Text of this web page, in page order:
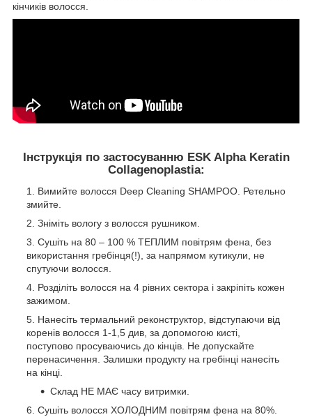
кінчиків волосся.
Інструкція по застосуванню ESK Alpha Keratin
Collagenoplastia:
Вимийте волосся Deep Cleaning SHAMPOO. Ретельно
змийте.
Зніміть вологу з волосся рушником.
Сушіть на 80 – 100 % ТЕПЛИМ повітрям фена, без
використання гребінця(!), за напрямом кутикули, не
спутуючи волосся.
Розділіть волосся на 4 рівних сектора і закріпіть кожен
зажимом.
Нанесіть термальний реконструктор, відступаючи від
коренів волосся 1-1,5 див, за допомогою кисті,
поступово просуваючись до кінців. Не допускайте
перенасичення. Залишки продукту на гребінці нанесіть
на кінці.
Склад НЕ МАЄ часу витримки.
Сушіть волосся ХОЛОДНИМ повітрям фена на 80%.